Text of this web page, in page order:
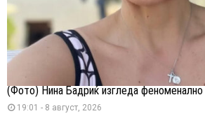
(Фото) Нина Бадриќ изгледа феноменално
19:01 - 8 август, 2026